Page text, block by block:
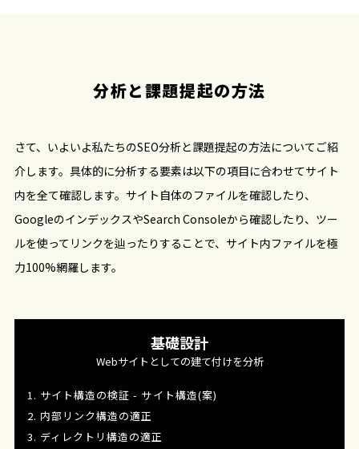
分析と課題提起の方法
さて、いよいよ私たちのSEO分析と課題提起の方法についてご紹
介します。具体的に分析する要素は以下の項目に合わせてサイト
内を全て確認します。サイト自体のファイルを確認したり、
GoogleのインデックスやSearch Consoleから確認したり、ツー
ルを使ってリンクを辿ったりすることで、サイト内ファイルを極
力100%網羅します。
基礎設計
Webサイトとしての建て付けを分析
1. サイト構造の検証 - サイト構造(案)
2. 内部リンク構造の適正
3. ディレクトリ構造の適正